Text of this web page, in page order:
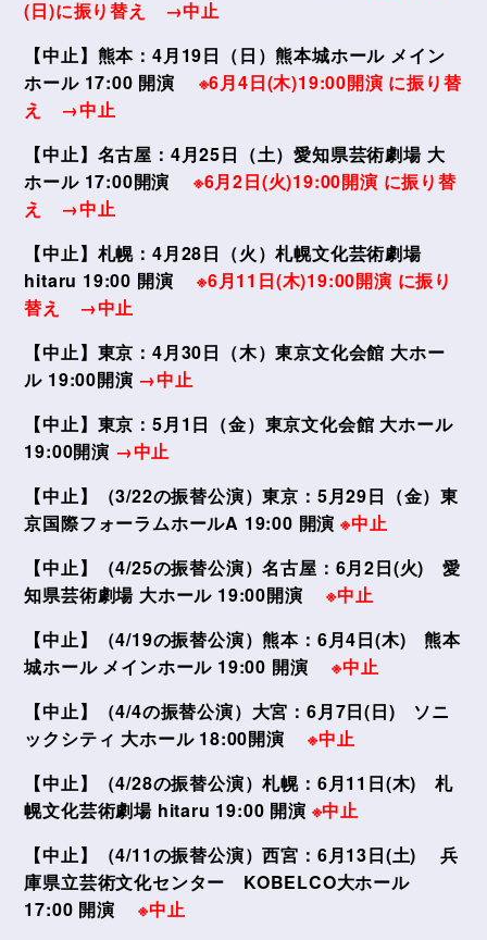
(日)に振り替え →中止
【中止】熊本：4月19日（日）熊本城ホール メイン
ホール 17:00 開演 ※6月4日(木)19:00開演 に振り替
え →中止
【中止】名古屋：4月25日（土）愛知県芸術劇場 大
ホール 17:00開演 ※6月2日(火)19:00開演 に振り替
え →中止
【中止】札幌：4月28日（火）札幌文化芸術劇場
hitaru 19:00 開演※6月11日(木)19:00開演 に振り
替え →中止
【中止】東京：4月30日（木）東京文化会館 大ホー
ル 19:00開演 →中止
【中止】東京：5月1日（金）東京文化会館 大ホール
19:00開演 →中止
【中止】（3/22の振替公演）東京：5月29日（金）東
京国際フォーラムホールA 19:00 開演※中止
【中止】（4/25の振替公演）名古屋：6月2日(火) 愛
知県芸術劇場 大ホール 19:00開演※中止
【中止】（4/19の振替公演）熊本：6月4日(木) 熊本
城ホール メインホール 19:00 開演※中止
【中止】（4/4の振替公演）大宮：6月7日(日) ソニ
ックシティ 大ホール 18:00開演※中止
【中止】（4/28の振替公演）札幌：6月11日(木) 札
幌文化芸術劇場 hitaru 19:00 開演 ※中止
【中止】（4/11の振替公演）西宮：6月13日(土) 兵
庫県立芸術文化センター KOBELCO大ホール
17:00 開演※中止